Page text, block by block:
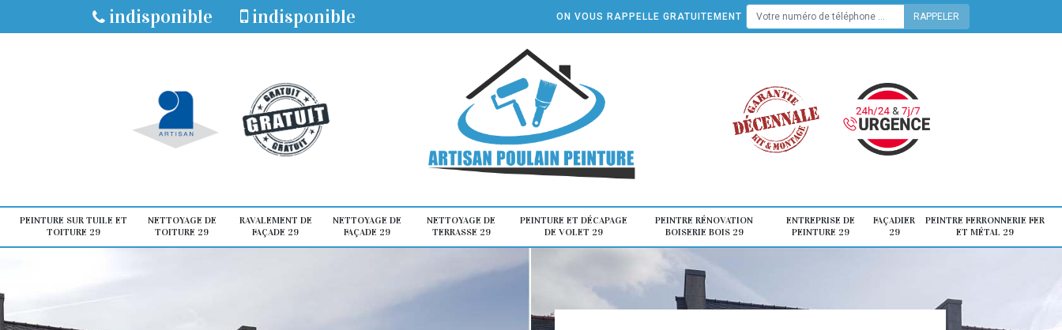
indisponible indisponible ON VOUS RAPPELLE GRATUITEMENT
PEINTURE SUR TUILE ET
TOITURE 29
NETTOYAGE DE
TOITURE 29
RAVALEMENT DE
FAÇADE 29
NETTOYAGE DE
FAÇADE 29
NETTOYAGE DE
TERRASSE 29
PEINTURE ET DÉCAPAGE
DE VOLET 29
PEINTRE RÉNOVATION
BOISERIE BOIS 29
ENTREPRISE DE
PEINTURE 29
FAÇADIER
29
PEINTRE FERRONNERIE FER
ET MÉTAL 29